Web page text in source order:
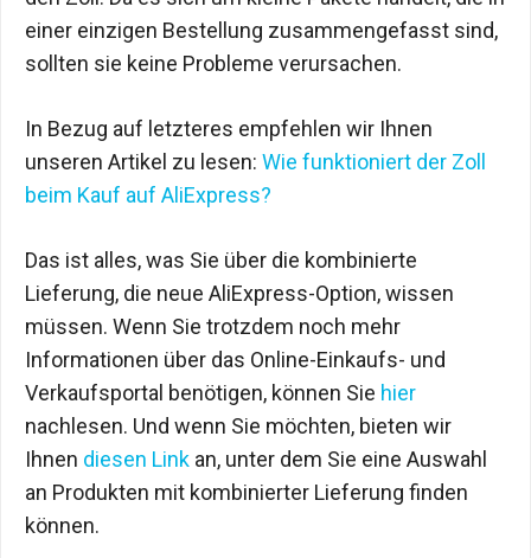
einer einzigen Bestellung zusammengefasst sind,
sollten sie keine Probleme verursachen.
In Bezug auf letzteres empfehlen wir Ihnen
unseren Artikel zu lesen: Wie funktioniert der Zoll
beim Kauf auf AliExpress?
Das ist alles, was Sie über die kombinierte
Lieferung, die neue AliExpress-Option, wissen
müssen. Wenn Sie trotzdem noch mehr
Informationen über das Online-Einkaufs- und
Verkaufsportal benötigen, können Sie hier
nachlesen. Und wenn Sie möchten, bieten wir
Ihnen diesen Link an, unter dem Sie eine Auswahl
an Produkten mit kombinierter Lieferung finden
können.